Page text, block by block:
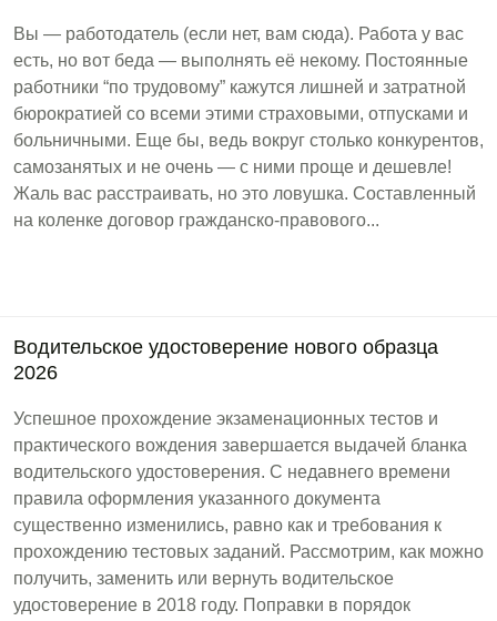
Вы — работодатель (если нет, вам сюда). Работа у вас
есть, но вот беда — выполнять её некому. Постоянные
работники “по трудовому” кажутся лишней и затратной
бюрократией со всеми этими страховыми, отпусками и
больничными. Еще бы, ведь вокруг столько конкурентов,
самозанятых и не очень — с ними проще и дешевле!
Жаль вас расстраивать, но это ловушка. Составленный
на коленке договор гражданско-правового...
Водительское удостоверение нового образца
2026
Успешное прохождение экзаменационных тестов и
практического вождения завершается выдачей бланка
водительского удостоверения. С недавнего времени
правила оформления указанного документа
существенно изменились, равно как и требования к
прохождению тестовых заданий. Рассмотрим, как можно
получить, заменить или вернуть водительское
удостоверение в 2018 году. Поправки в порядок